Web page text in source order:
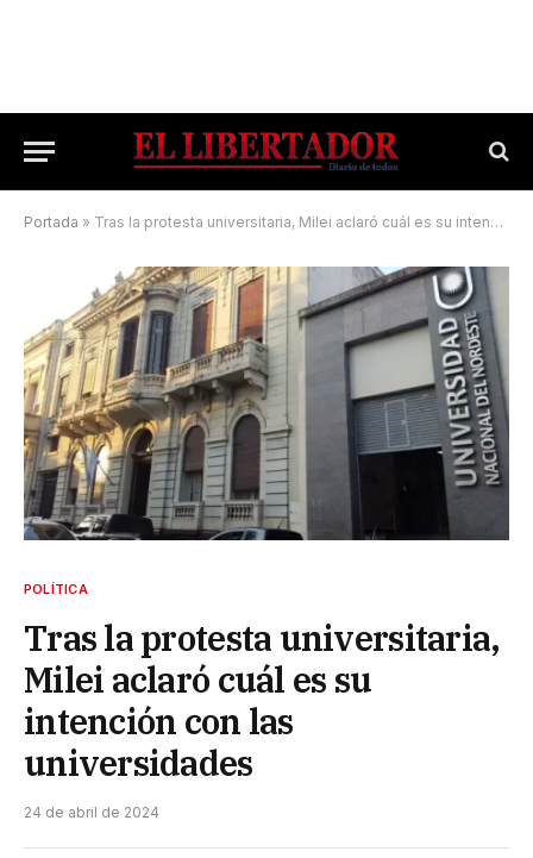
Portada » Tras la protesta universitaria, Milei aclaró cuál es su intención con las universidades
POLÍTICA
Tras la protesta universitaria,
Milei aclaró cuál es su
intención con las
universidades
24 de abril de 2024